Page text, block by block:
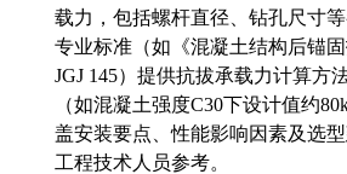
载力，包括螺杆直径、钻孔尺寸
专业标准（如《混凝土结构后锚固
JGJ 145）提供抗拔承载力计算方
（如混凝土强度C30下设计值约
盖安装要点、性能影响因素及选
工程技术人员参考。